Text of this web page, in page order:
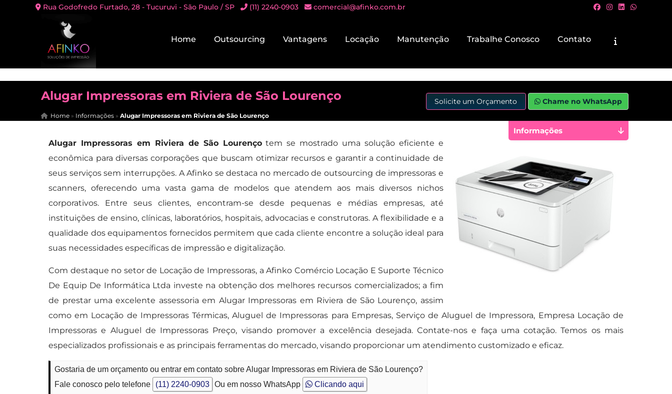
Rua Godofredo Furtado, 28 - Tucuruvi - São Paulo / SP (11) 2240-0903 comercial@afinko.com.br
Home Outsourcing Vantagens Locação Manutenção Trabalhe Conosco Contato
Alugar Impressoras em Riviera de São Lourenço
Home » Informações »Alugar Impressoras em Riviera de São Lourenço
Solicite um Orçamento Chame no WhatsApp
Alugar Impressoras em Riviera de São Lourençotem se mostrado uma solução eficiente e
econômica para diversas corporações que buscam otimizar recursos e garantir a continuidade de
seus serviços sem interrupções. A Afinko se destaca no mercado de outsourcing de impressoras e
scanners, oferecendo uma vasta gama de modelos que atendem aos mais diversos nichos
corporativos. Entre seus clientes, encontram-se desde pequenas e médias empresas, até
instituições de ensino, clínicas, laboratórios, hospitais, advocacias e construtoras. A flexibilidade e a
qualidade dos equipamentos fornecidos permitem que cada cliente encontre a solução ideal para
suas necessidades específicas de impressão e digitalização.
Com destaque no setor de Locação de Impressoras, a Afinko Comércio Locação E Suporte Técnico
De Equip De Informática Ltda investe na obtenção dos melhores recursos comercializados; a fim
de prestar uma excelente assessoria em Alugar Impressoras em Riviera de São Lourenço, assim
como em Locação de Impressoras Térmicas, Aluguel de Impressoras para Empresas, Serviço de Aluguel de Impressora, Empresa Locação de
Impressoras e Aluguel de Impressoras Preço, visando promover a excelência desejada. Contate-nos e faça uma cotação. Temos os mais
especializados profissionais e as principais ferramentas do mercado, visando proporcionar um atendimento customizado e eficaz.
Gostaria de um orçamento ou entrar em contato sobre Alugar Impressoras em Riviera de São Lourenço?
Fale conosco pelo telefone
(11) 2240-0903 Ou em nosso WhatsApp Clicando aqui
Informações